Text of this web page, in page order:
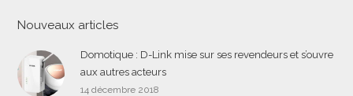
Nouveaux articles
Domotique : D-Link mise sur ses revendeurs et s’ouvre
aux autres acteurs
14 décembre 2018